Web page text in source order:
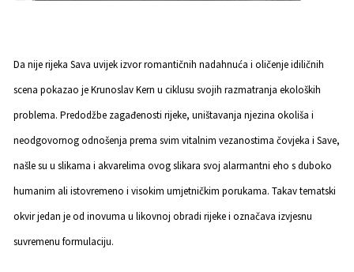
Da nije rijeka Sava uvijek izvor romantičnih nadahnuća i oličenje idiličnih
scena pokazao je Krunoslav Kern u ciklusu svojih razmatranja ekoloških
problema. Predodžbe zagađenosti rijeke, uništavanja njezina okoliša i
neodgovornog odnošenja prema svim vitalnim vezanostima čovjeka i Save,
našle su u slikama i akvarelima ovog slikara svoj alarmantni eho s duboko
humanim ali istovremeno i visokim umjetničkim porukama. Takav tematski
okvir jedan je od inovuma u likovnoj obradi rijeke i označava izvjesnu
suvremenu formulaciju.